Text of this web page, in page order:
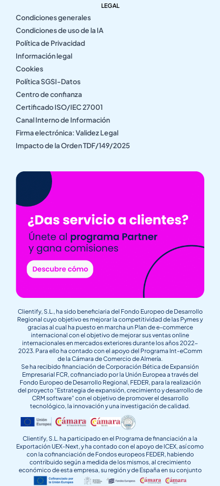
LEGAL
Condiciones generales
Condiciones de uso de la IA
Política de Privacidad
Información legal
Cookies
Política SGSI-Datos
Centro de confianza
Certificado ISO/IEC 27001
Canal Interno de Información
Firma electrónica: Validez Legal
Impacto de la Orden TDF/149/2025
Clientify, S.L., ha sido beneficiaria del Fondo Europeo de Desarrollo
Regional cuyo objetivo es mejorar la competitividad de las Pymes y
gracias al cual ha puesto en marcha un Plan de e-commerce
internacional con el objetivo de mejorar sus ventas online
internacionales en mercados exteriores durante los años 2022-
2023. Para ello ha contado con el apoyo del Programa Int-eComm
de la Cámara de Comercio de Almería.
Se ha recibido financiación de Corporación Bética de Expansión
Empresarial FCR, cofinanciado por la Unión Europea a través del
Fondo Europeo de Desarrollo Regional, FEDER, para la realización
del proyecto “Estrategia de expansión, crecimiento y desarrollo de
CRM software” con el objetivo de promover el desarrollo
tecnológico, la innovación y una investigación de calidad.
Clientify, S.L. ha participado en el Programa de financiación a la
Exportación UEX-Next, y ha contado con el apoyo de ICEX, así como
con la cofinanciación de Fondos europeos FEDER, habiendo
contribuido según a medida de los mismos, al crecimiento
económico de esta empresa, su región y de España en su conjunto